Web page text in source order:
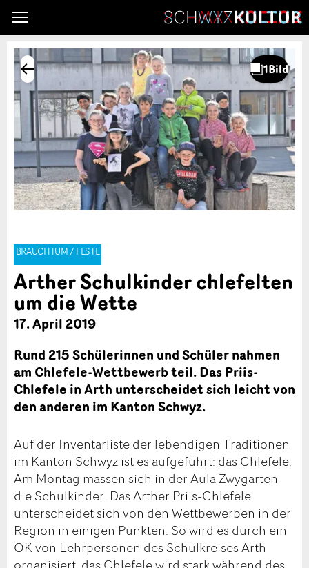
BRAUCHTUM / FESTE
Arther Schulkinder chlefelten
um die Wette
17. April 2019
Rund 215 Schülerinnen und Schüler nahmen
am Chlefele-Wettbewerb teil. Das Priis-
Chlefele in Arth unterscheidet sich leicht von
den anderen im Kanton Schwyz.
Auf der Inventarliste der lebendigen Traditionen
im Kanton Schwyz ist es aufgeführt: das Chlefele.
Am Montag massen sich in der Aula Zwygarten
die Schulkinder. Das Arther Priis-Chlefele
unterscheidet sich von den Wettbewerben in der
Region in einigen Punkten. So wird es durch ein
OK von Lehrpersonen des Schulkreises Arth